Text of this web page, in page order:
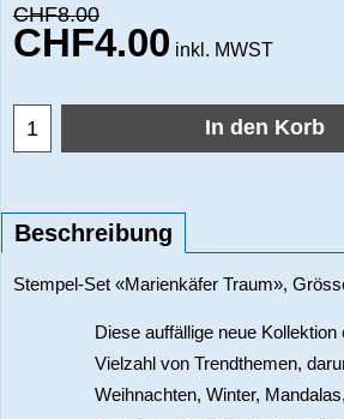
CHF8.00
CHF4.00 inkl. MWST
In den Korb
Beschreibung
Stempel-Set «Marienkäfer Traum»,
Diese auffällige neue Kollektion
Vielzahl von Trendthemen,
Weihnachten, Winter,